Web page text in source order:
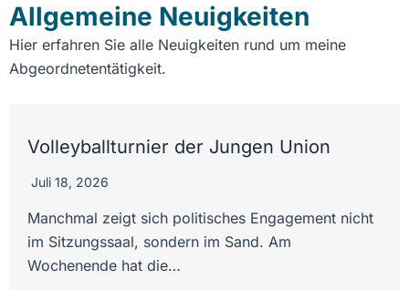
Allgemeine Neuigkeiten
Hier erfahren Sie alle Neuigkeiten rund um meine
Abgeordnetentätigkeit.
Volleyballturnier der Jungen Union
Juli 18, 2026
Manchmal zeigt sich politisches Engagement nicht
im Sitzungssaal, sondern im Sand. Am
Wochenende hat die…